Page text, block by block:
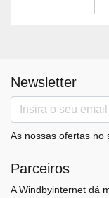
Newsletter
As nossas ofertas no
Parceiros
A Windbyinternet dá